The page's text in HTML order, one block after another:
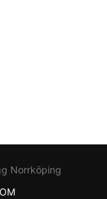
Norrköping